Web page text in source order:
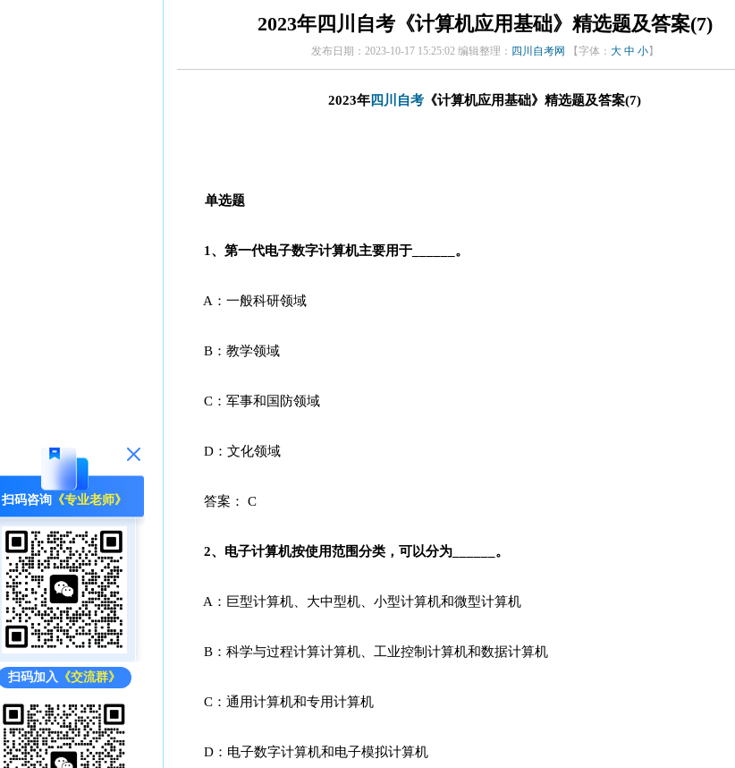
扫码咨询 《专业老师》
扫码加入 《交流群》
2023年四川自考《计算机应用基础》精选题及答案(7)
发布日期：2023-10-17 15:25:02 编辑整理： 四川自考网 【字体： 大 中 小】
2023年四川自考 《计算机应用基础》精选题及答案(7)
单选题
1、第一代电子数字计算机主要用于______。
A：一般科研领域
B：教学领域
C：军事和国防领域
D：文化领域
答案： C
2、电子计算机按使用范围分类，可以分为______。
A：巨型计算机、大中型机、小型计算机和微型计算机
B：科学与过程计算计算机、工业控制计算机和数据计算机
C：通用计算机和专用计算机
D：电子数字计算机和电子模拟计算机